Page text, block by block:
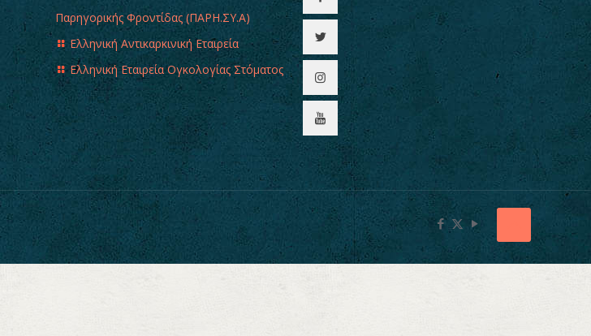
Παρηγορικής Φροντίδας (ΠΑΡΗ.ΣΥ.Α)
Ελληνική Αντικαρκινική Εταιρεία
Ελληνική Εταιρεία Ογκολογίας Στόματος